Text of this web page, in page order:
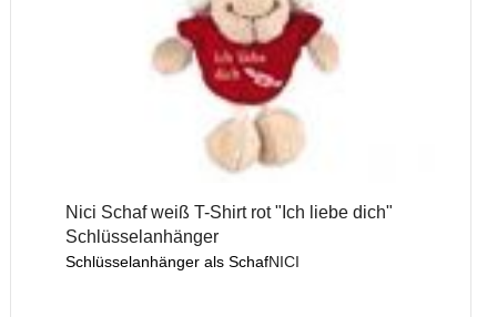
Nici Schaf weiß T-Shirt rot "Ich liebe dich"
Schlüsselanhänger
Schlüsselanhänger als SchafNICI